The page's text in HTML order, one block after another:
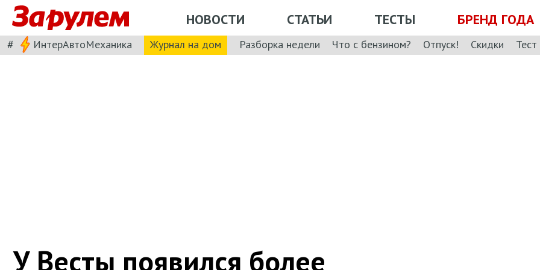
НОВОСТИ СТАТЬИ ТЕСТЫ БРЕНД ГОДА
# ИнтерАвтоМеханика Журнал на дом Разборка недели Что с бензином? Отпуск! Скидки
У Весты появился более